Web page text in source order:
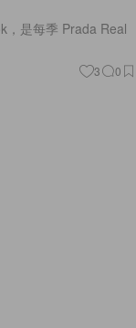
，是每季 Prada Real
3 0